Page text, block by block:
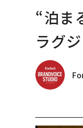
“泊ま
ラグ